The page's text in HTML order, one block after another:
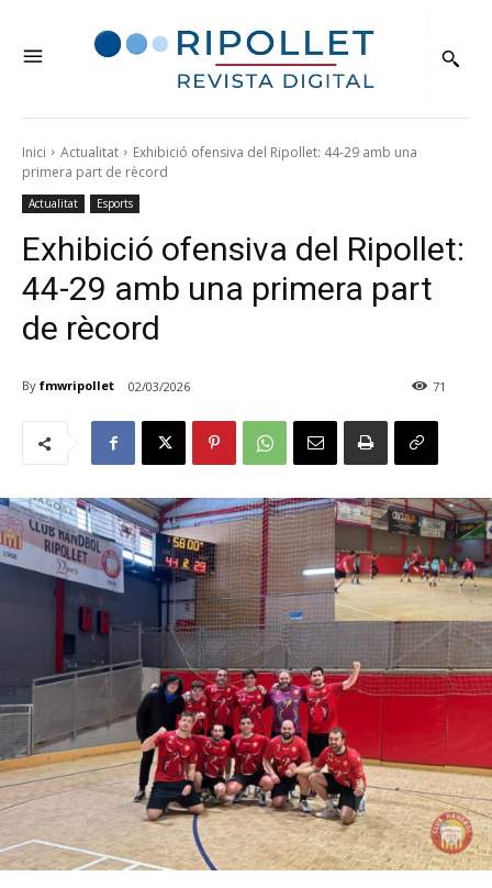
Inici Actualitat
Exhibició ofensiva del Ripollet: 44-29 amb una
primera part de rècord
Actualitat Esports
Exhibició ofensiva del Ripollet:
44-29 amb una primera part
de rècord
By fmwripollet 02/03/2026 71